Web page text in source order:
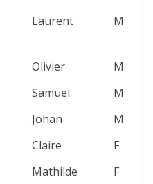
Laurent M
Olivier M
Samuel M
Johan M
Claire F
Mathilde F